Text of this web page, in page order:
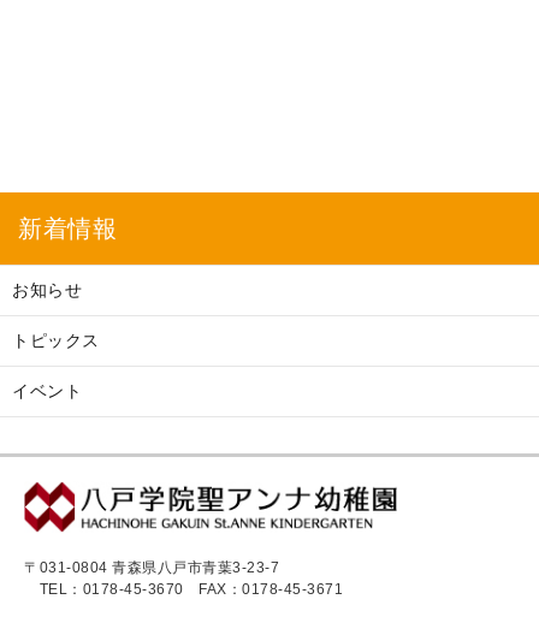
新着情報
お知らせ
トピックス
イベント
〒031-0804 青森県八戸市青葉3-23-7
TEL：0178-45-3670 FAX：0178-45-3671